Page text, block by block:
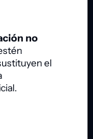
no
el